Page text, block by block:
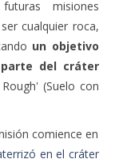
misiones
cualquier roca,
un objetivo
del cráter
(Suelo con
comience en
en el cráter